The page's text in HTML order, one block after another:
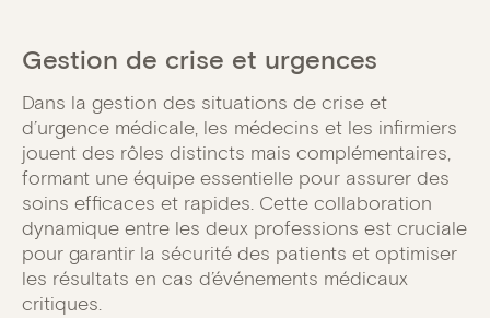
Gestion de crise et urgences
Dans la gestion des situations de crise et
d’urgence médicale, les médecins et les infirmiers
jouent des rôles distincts mais complémentaires,
formant une équipe essentielle pour assurer des
soins efficaces et rapides. Cette collaboration
dynamique entre les deux professions est cruciale
pour garantir la sécurité des patients et optimiser
les résultats en cas d’événements médicaux
critiques.